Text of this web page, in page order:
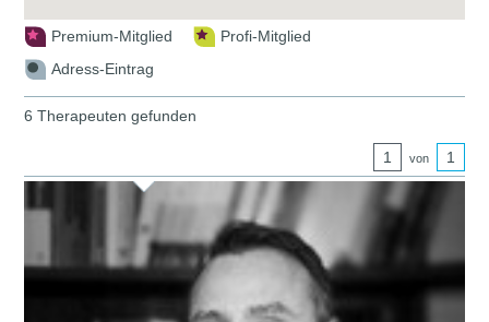
Premium-Mitglied
Profi-Mitglied
Adress-Eintrag
6 Therapeuten gefunden
1 von 1